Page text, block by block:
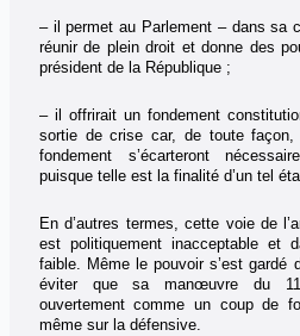
– il permet au Parlement – dans sa
réunir de plein droit et donne des
président de la République ;
– il offrirait un fondement
sortie de crise car, de toute
fondement s’écarteront
puisque telle est la finalité d’un tel
En d’autres termes, cette voie de
est politiquement inacceptable et
faible. Même le pouvoir s’est gardé
éviter que sa manœuvre du 11
ouvertement comme un coup de
même sur la défensive.